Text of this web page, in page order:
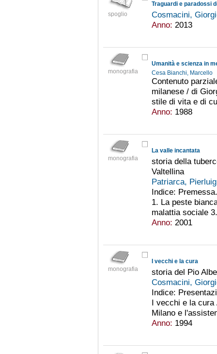
spoglio
Traguardi e paradossi
Cosmacini,
Anno: 2013
monografia
Umanità e scienza in
Cesa Bianchi, Marcello
Contenuto
milanese / di
stile di vita e di
Anno: 1988
monografia
La valle incantata
storia della
Valtellina
Patriarca,
Indice:
1. La peste
malattia sociale
Anno: 2001
monografia
I vecchi e la cura
storia del Pio
Cosmacini,
Indice:
I vecchi e la cura
Milano e
Anno: 1994